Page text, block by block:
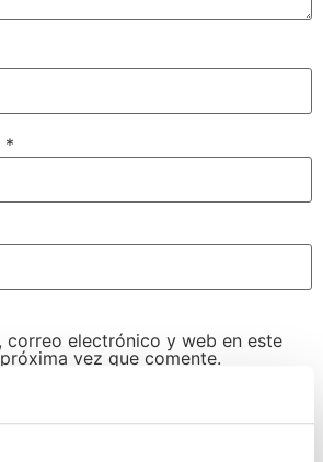
*
correo electrónico y web en este
vez que comente.